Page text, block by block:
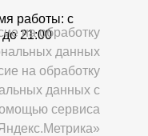
работы: c
21:00
на обработку
данных
на обработку
данных с
сервиса